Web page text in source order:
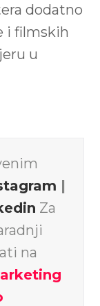
dodatno
i filmskih
u
|
Za
na